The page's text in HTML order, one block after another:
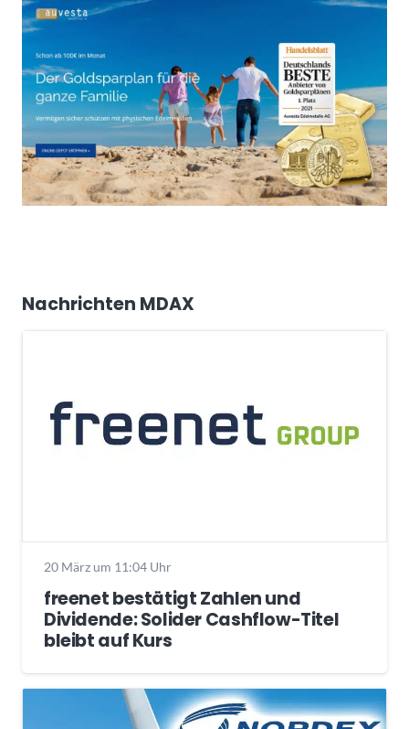
Nachrichten MDAX
20 März um 11:04 Uhr
freenet bestätigt Zahlen und
Dividende: Solider Cashflow-Titel
bleibt auf Kurs